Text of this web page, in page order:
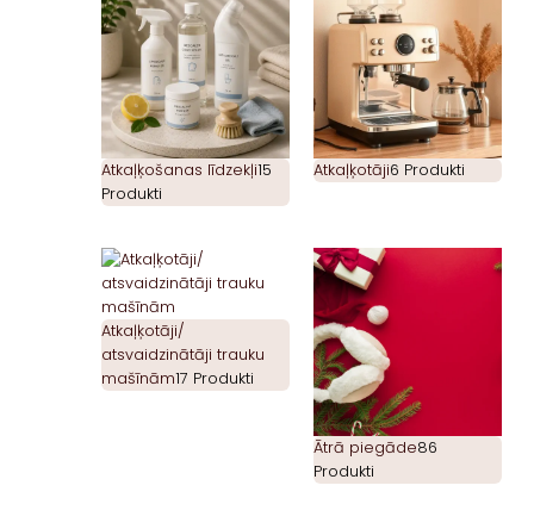
Atkaļķošanas līdzekļi15
Produkti
Atkaļķotāji6 Produkti
Atkaļķotāji/
atsvaidzinātāji trauku
mašīnām17 Produkti
Ātrā piegāde86
Produkti